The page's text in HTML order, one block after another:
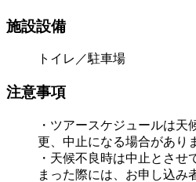
施設設備
トイレ／駐車場
注意事項
・ツアースケジュールは
更、中止になる場合があり
・天候不良時は中止とさ
まった際には、お申し込み